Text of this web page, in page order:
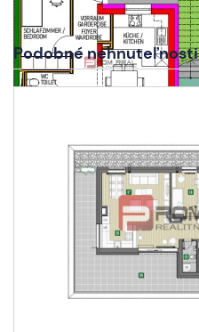
Podobné nehnuteľnosti